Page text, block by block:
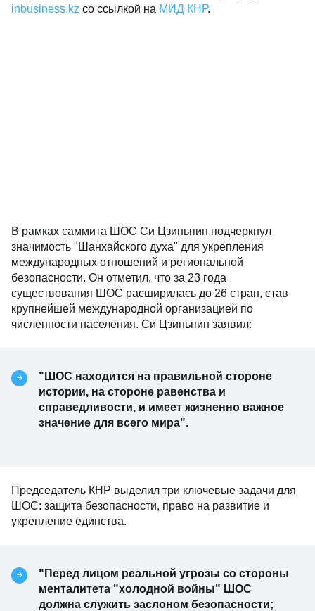
inbusiness.kz со ссылкой на МИД КНР.
В рамках саммита ШОС Си Цзиньпин подчеркнул
значимость "Шанхайского духа" для укрепления
международных отношений и региональной
безопасности. Он отметил, что за 23 года
существования ШОС расширилась до 26 стран, став
крупнейшей международной организацией по
численности населения. Си Цзиньпин заявил:
"ШОС находится на правильной стороне
истории, на стороне равенства и
справедливости, и имеет жизненно важное
значение для всего мира".
Председатель КНР выделил три ключевые задачи для
ШОС: защита безопасности, право на развитие и
укрепление единства.
"Перед лицом реальной угрозы со стороны
менталитета "холодной войны" ШОС
должна служить заслоном безопасности;